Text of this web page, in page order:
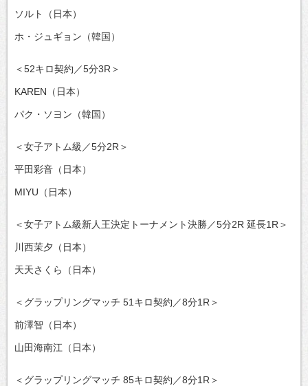
ソルト（日本）
ホ・ジュギョン（韓国）
＜52キロ契約／5分3R＞
KAREN（日本）
パク・ソヨン（韓国）
＜女子アトム級／5分2R＞
平田彩音（日本）
MIYU（日本）
＜女子アトム級新人王決定トーナメント決勝／5分2R 延長1R＞
川西茉夕（日本）
天天さくら（日本）
＜グラップリングマッチ 51キロ契約／8分1R＞
前澤智（日本）
山田海南江（日本）
＜グラップリングマッチ 85キロ契約／8分1R＞